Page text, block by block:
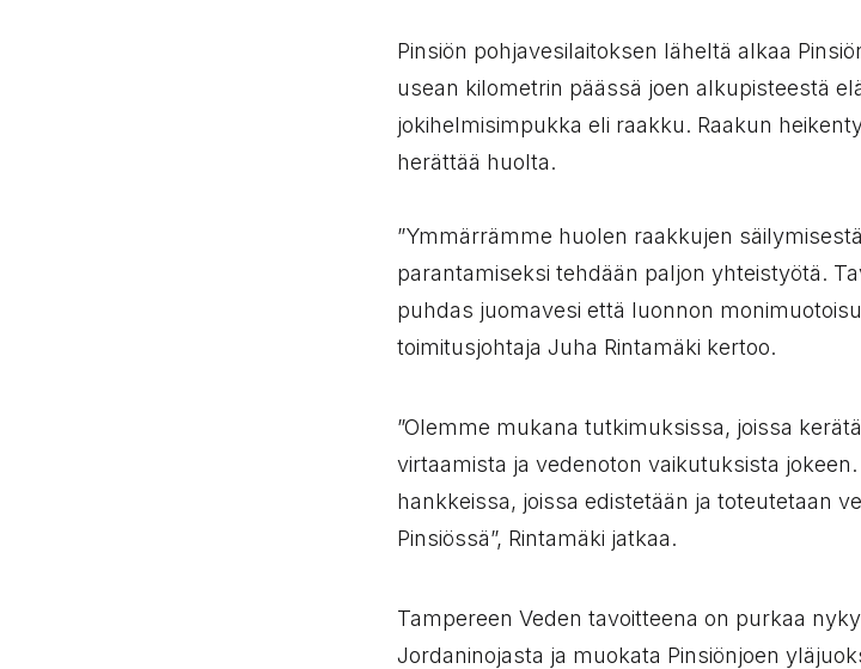
Pinsiön pohjavesilaitoksen läheltä alkaa
usean kilometrin päässä joen alkupisteestä
jokihelmisimpukka eli raakku. Raakun
herättää huolta.
”Ymmärrämme huolen raakkujen
parantamiseksi tehdään paljon yhteistyötä.
puhdas juomavesi että luonnon
toimitusjohtaja Juha Rintamäki kertoo.
”Olemme mukana tutkimuksissa, joissa
virtaamista ja vedenoton vaikutuksista
hankkeissa, joissa edistetään ja toteutetaan
Pinsiössä”, Rintamäki jatkaa.
Tampereen Veden tavoitteena on purkaa
Jordaninojasta ja muokata Pinsiönjoen